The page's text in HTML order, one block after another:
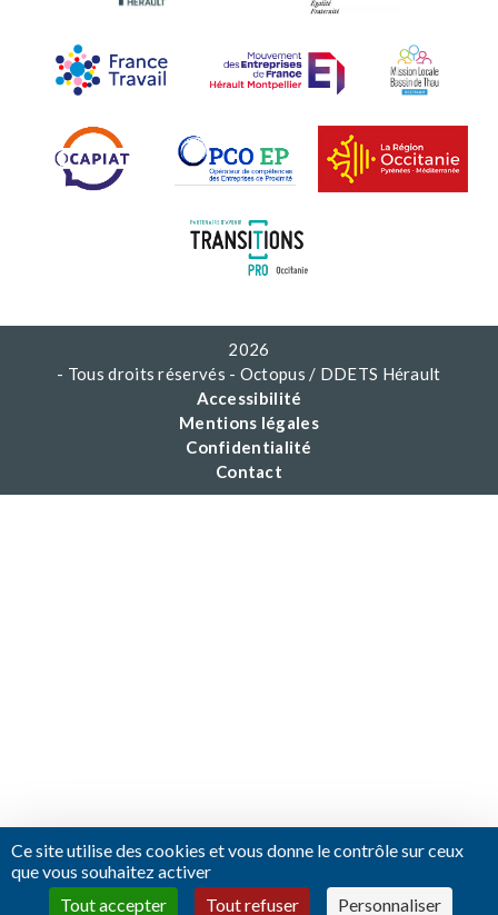
Ce site utilise des cookies et vous donne le contrôle sur ceux
que vous souhaitez activer
Tout accepter
Tout refuser Personnaliser
2026
- Tous droits réservés - Octopus / DDETS Hérault
Accessibilité
Mentions légales
Confidentialité
Contact